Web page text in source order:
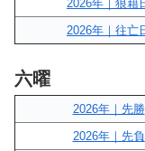
2026年｜狼藉
2026年｜往亡
六曜
2026年｜先勝
2026年｜先負